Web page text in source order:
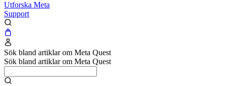
Utforska Meta
Support
Sök bland artiklar om Meta Quest
Sök bland artiklar om Meta Quest